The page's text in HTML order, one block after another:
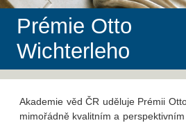
Prémie Otto
Wichterleho
Akademie věd ČR uděluje Prémii
mimořádně kvalitním a